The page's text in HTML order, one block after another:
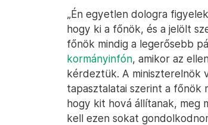
„Én egyetlen dologra
hogy ki a főnök, és a jelölt
főnök mindig a legerősebb
kormányinfón, amikor az
kérdeztük. A miniszterelnök
tapasztalatai szerint a főnök
hogy kit hová állítanak, meg
kell ezen sokat